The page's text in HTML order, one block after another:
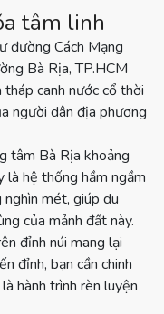
tâm linh
đường Cách Mạng
Bà Rịa, TP.HCM
canh nước cổ thời
người dân địa phương
tâm Bà Rịa khoảng
là hệ thống hầm ngầm
mét, giúp du
của mảnh đất này.
đỉnh núi mang lại
đỉnh, bạn cần chinh
hành trình rèn luyện